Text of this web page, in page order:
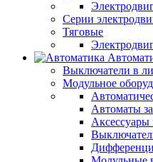
Серии
Тяговые
Выключатели в
Модульное
Автоматы